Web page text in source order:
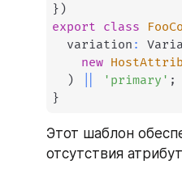
} )
export class
  variation
:
new
)
'primary' ;
}
Этот шаблон
отсутствия